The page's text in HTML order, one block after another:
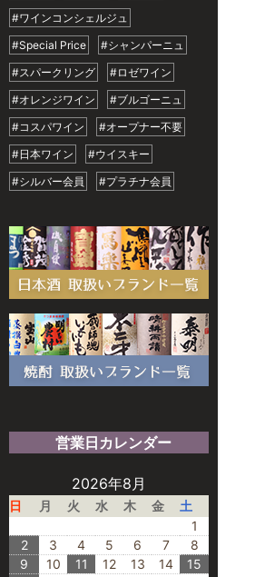
#ワインコンシェルジュ
#Special Price
#シャンパーニュ
#スパークリング
#ロゼワイン
#オレンジワイン
#ブルゴーニュ
#コスパワイン
#オープナー不要
#日本ワイン
#ウイスキー
#シルバー会員
#プラチナ会員
営業日カレンダー
2026年8月
日 月 火 水 木 金
土
1
2
3 4 5 6 7
8
9
10 11 12 13 14
15